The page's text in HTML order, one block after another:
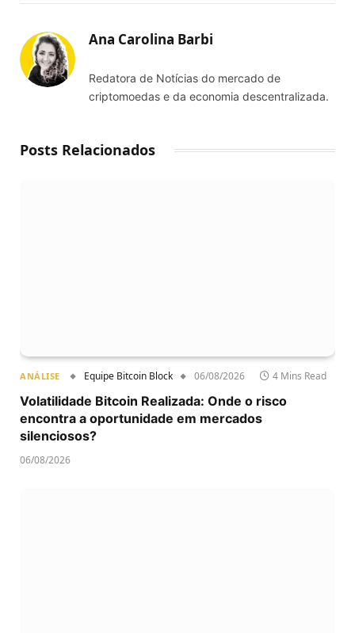
Ana Carolina Barbi
Redatora de Notícias do mercado de
criptomoedas e da economia descentralizada.
Posts Relacionados
ANÁLISE Equipe Bitcoin Block 06/08/2026 4 Mins Read
Volatilidade Bitcoin Realizada: Onde o risco
encontra a oportunidade em mercados
silenciosos?
06/08/2026